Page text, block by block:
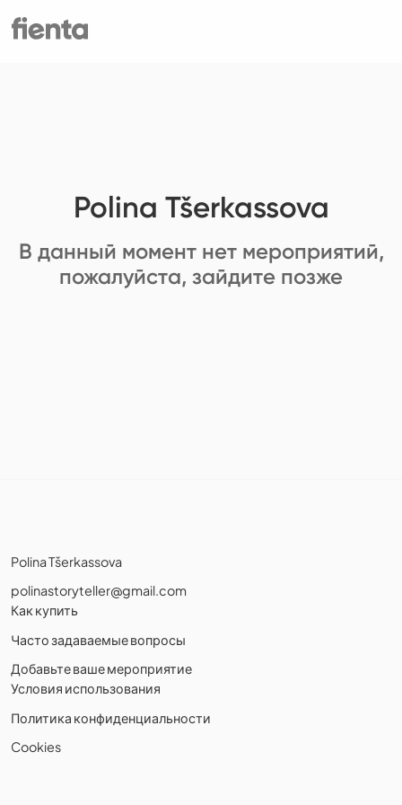
Polina Tšerkassova
В данный момент нет мероприятий,
пожалуйста, зайдите позже
Polina Tšerkassova
polinastoryteller@gmail.com
Как купить
Часто задаваемые вопросы
Добавьте ваше мероприятие
Условия использования
Политика конфиденциальности
Cookies